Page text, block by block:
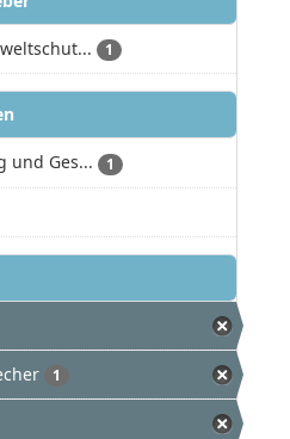
1
und Ges... 1
1